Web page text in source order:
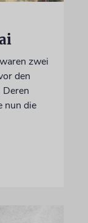
zwei
den
nun die